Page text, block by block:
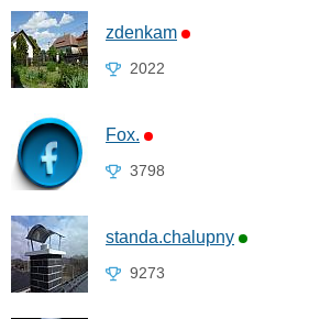
zdenkam
2022
Fox.
3798
standa.chalupny
9273